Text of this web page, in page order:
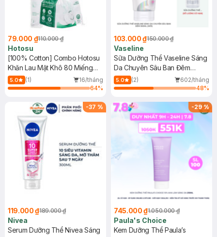
79.000 ₫110.000 ₫
Hotosu
[100% Cotton] Combo Hotosu
Khăn Lau Mặt Khô 80 Miếng
(20x20cm) + Bông Tẩy Trang
150 Miếng
5.0 (1)
16/tháng
64%
103.000 ₫150.000 ₫
Vaseline
Sữa Dưỡng Thể Vaseline Sáng
Da Chuyên Sâu Ban Đêm
300ml (Mới)
5.0 (2)
602/tháng
48%
-37 %
119.000 ₫189.000 ₫
Nivea
Serum Dưỡng Thể Nivea Sáng
-29%
745.000 ₫1.050.000 ₫
Paula's Choice
Kem Dưỡng Thể Paula’s